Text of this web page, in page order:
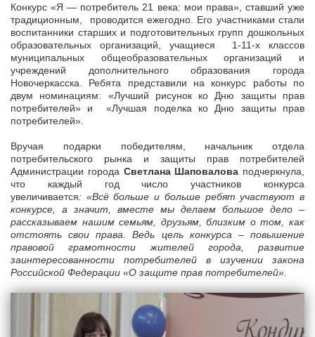
Конкурс «Я — потребитель 21 века: мои права», ставший уже
традиционным, проводится ежегодно. Его участниками стали
воспитанники старших и подготовительных групп дошкольных
образовательных организаций, учащиеся 1-11-х классов
муниципальных общеобразовательных организаций и
учреждений дополнительного образования города
Новочеркасска. Ребята представили на конкурс работы по
двум номинациям: «Лучший рисунок ко Дню защиты прав
потребителей» и «Лучшая поделка ко Дню защиты прав
потребителей».
Вручая подарки победителям, начальник отдела
потребительского рынка и защиты прав потребителей
Администрации города Светлана Шаповалова подчеркнула,
что каждый год число участников конкурса
увеличивается: «Всё больше и больше ребят участвуют в
конкурсе, а значит, вместе мы делаем большое дело –
рассказываем нашим семьям, друзьям, близким о том, как
отстоять свои права. Ведь цель конкурса – повышение
правовой грамотности жителей города, развитие
заинтересованности потребителей в изучении закона
Российской Федерации «О защите прав потребителей».